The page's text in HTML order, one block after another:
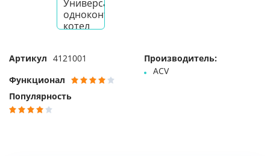
Артикул 4121001
Функционал
Популярность
Производитель:
ACV